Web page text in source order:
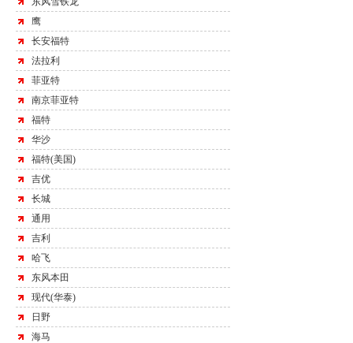
鹰
长安福特
法拉利
菲亚特
南京菲亚特
福特
华沙
福特(美国)
吉优
长城
通用
吉利
哈飞
东风本田
现代(华泰)
日野
海马